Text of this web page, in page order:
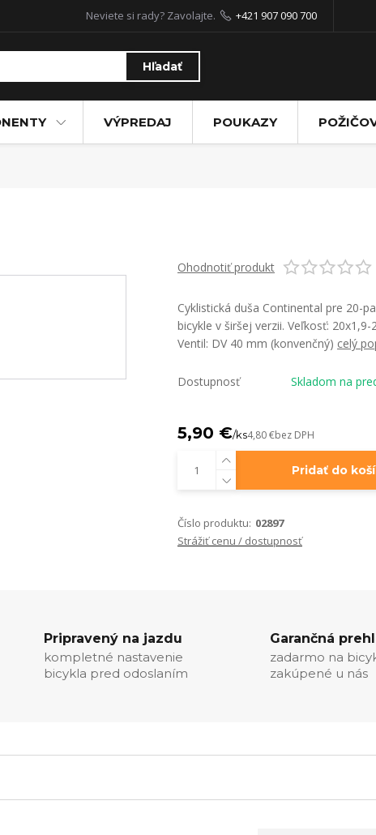
Hľadať
Neviete si rady? Zavolajte. +421 907 090 700
VÝPREDAJ POUKAZY
Ohodnotiť produkt
Cyklistická duša Continental pre 20-
bicykle v širšej verzii. Veľkosť: 20x1,9-
Ventil: DV 40 mm (konvenčný) celý
Dostupnosť Skladom na
5,90 €/ks4,80 €bez DPH
Pridať do
Číslo produktu: 02897
Strážiť cenu / dostupnosť
Pripravený na jazdu
kompletné nastavenie
bicykla pred odoslaním
Garančná
zadarmo na
zakúpené u nás